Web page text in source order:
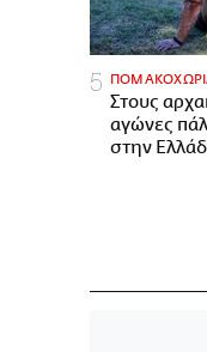
Στους
αγώνες
στην